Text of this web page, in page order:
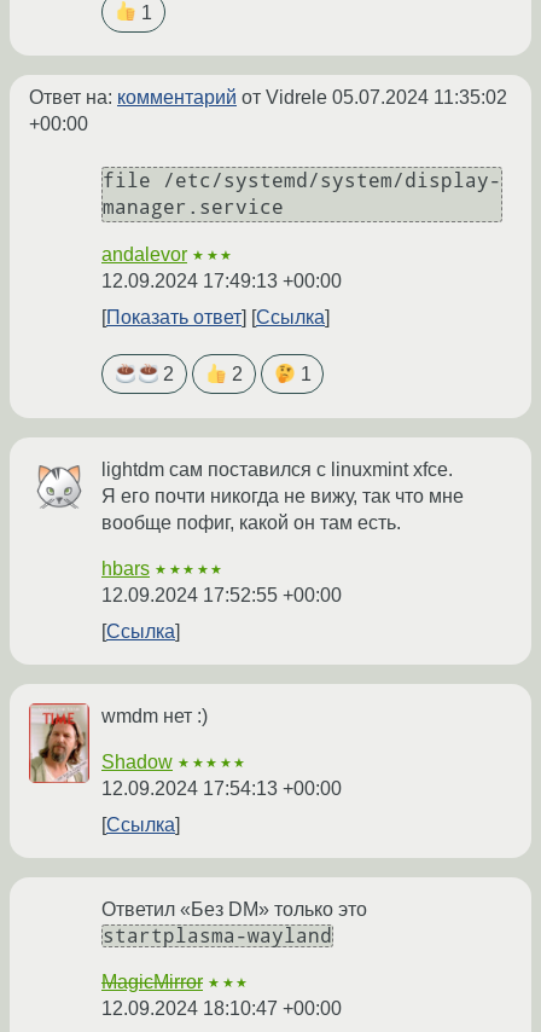
1
Ответ на: комментарий от Vidrele 05.07.2024 11:35:02
+00:00
file /etc/systemd/system/display-
andalevor ★★★
12.09.2024 17:49:13 +00:00
Показать ответ
Ссылка
2 2 1
lightdm сам поставился с linuxmint xfce.
Я его почти никогда не вижу, так что мне
вообще пофиг, какой он там есть.
hbars ★★★★★
12.09.2024 17:52:55 +00:00
Ссылка
wmdm нет :)
Shadow ★★★★★
12.09.2024 17:54:13 +00:00
Ссылка
Ответил «Без DM» только это
startplasma-wayland
MagicMirror ★★★
12.09.2024 18:10:47 +00:00